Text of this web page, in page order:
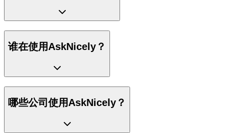
谁在使用AskNicely？
哪些公司使用AskNicely？